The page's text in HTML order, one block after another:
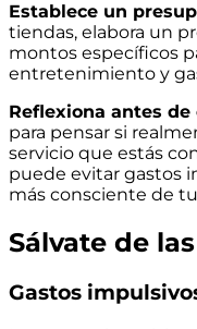
Establece un
tiendas, elabora un
montos específicos
entretenimiento y
Reflexiona antes de
para pensar si
servicio que estás
puede evitar gastos
más consciente de
Sálvate de
Gastos